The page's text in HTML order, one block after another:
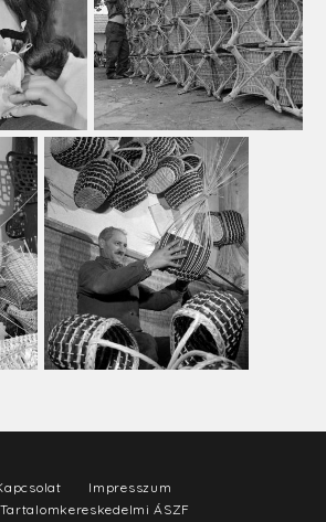
Impresszum
Tartalomkereskedelmi ÁSZF